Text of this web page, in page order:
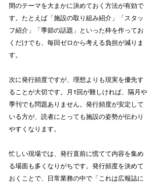
間のテーマを大まかに決めておく方法が有効で
す。たとえば「施設の取り組み紹介」「スタッ
フ紹介」「季節の話題」といった枠を作ってお
くだけでも、毎回ゼロから考える負担が減りま
す。
次に発行頻度ですが、理想よりも現実を優先す
ることが大切です。月1回が難しければ、隔月や
季刊でも問題ありません。発行頻度が安定して
いる方が、読者にとっても施設の姿勢が伝わり
やすくなります。
忙しい現場では、発行直前に慌てて内容を集め
る場面も多くなりがちです。発行頻度を決めて
おくことで、日常業務の中で「これは広報誌に